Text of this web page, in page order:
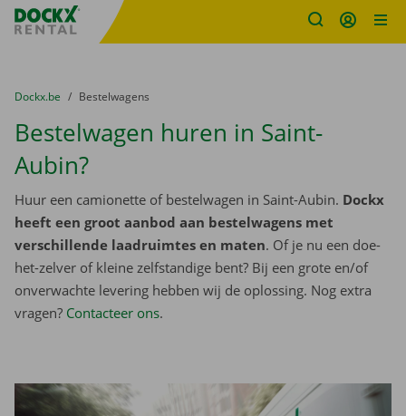
Fratello DEMO
U bevindt zich hier:
van
Dockx.be naar
Bestelwagens
Bestelwagen huren in Saint-
Aubin?
Huur een camionette of bestelwagen in Saint-Aubin. Dockx
heeft een groot aanbod aan bestelwagens met
verschillende laadruimtes en maten. Of je nu een doe-
het-zelver of kleine zelfstandige bent? Bij een grote en/of
onverwachte levering hebben wij de oplossing. Nog extra
vragen? Contacteer ons.